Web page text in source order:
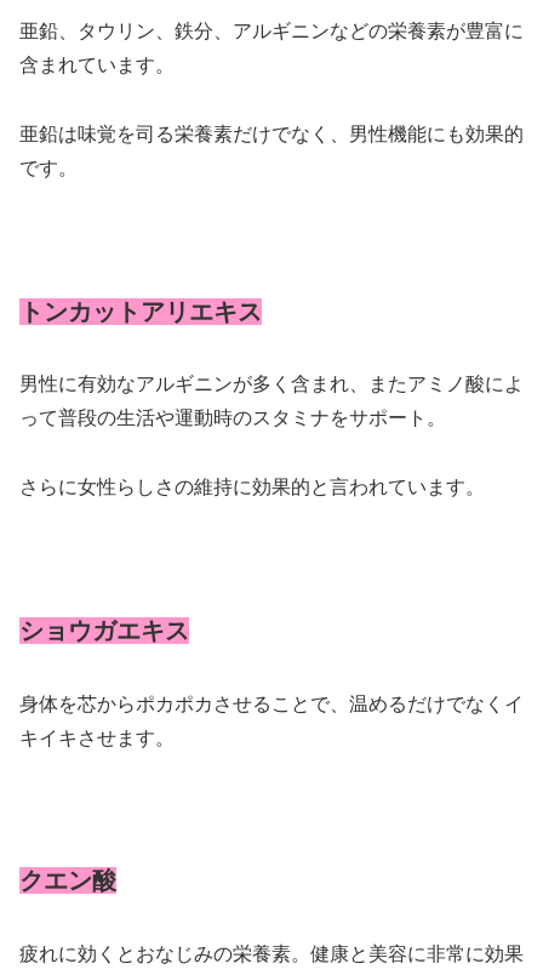
亜鉛、タウリン、鉄分、アルギニンなどの栄養素が豊富に
含まれています。
亜鉛は味覚を司る栄養素だけでなく、男性機能にも効果的
です。
トンカットアリエキス
男性に有効なアルギニンが多く含まれ、またアミノ酸によ
って普段の生活や運動時のスタミナをサポート。
さらに女性らしさの維持に効果的と言われています。
ショウガエキス
身体を芯からポカポカさせることで、温めるだけでなくイ
キイキさせます。
クエン酸
疲れに効くとおなじみの栄養素。健康と美容に非常に効果